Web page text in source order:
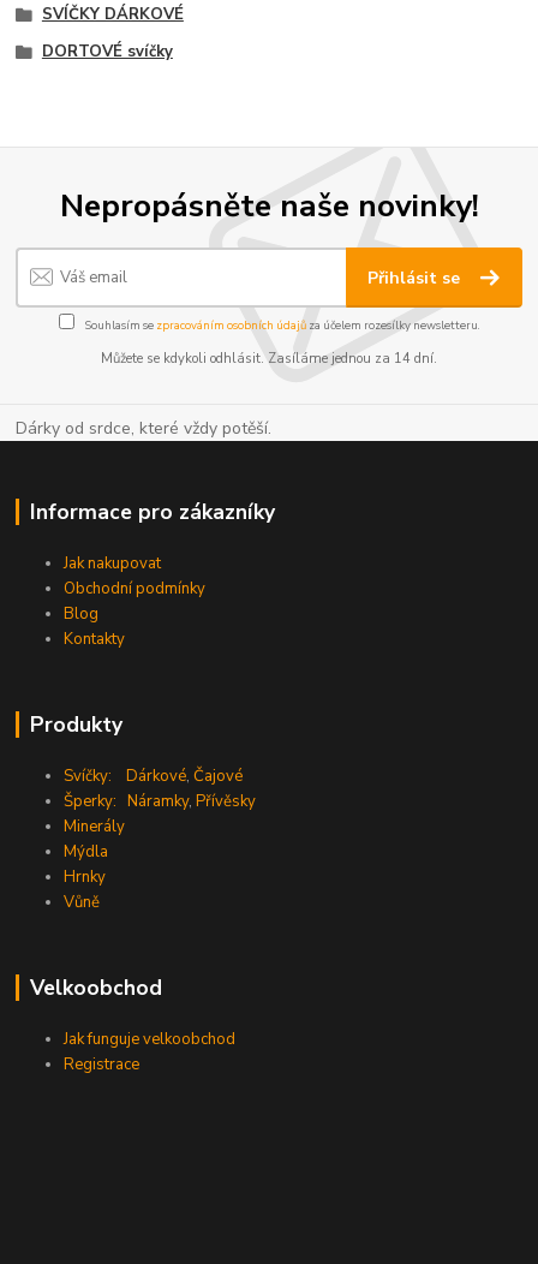
SVÍČKY DÁRKOVÉ
DORTOVÉ svíčky
Nepropásněte naše novinky!
Přihlásit se
Souhlasím se zpracováním osobních údajůza účelem rozesílky newsletteru.
Můžete se kdykoli odhlásit. Zasíláme jednou za 14 dní.
Dárky od srdce, které vždy potěší.
Informace pro zákazníky
Jak nakupovat
Obchodní podmínky
Blog
Kontakty
Produkty
Svíčky: Dárkové,Čajové
Šperky: Náramky,Přívěsky
Minerály
Mýdla
Hrnky
Vůně
Velkoobchod
Jak funguje velkoobchod
Registrace